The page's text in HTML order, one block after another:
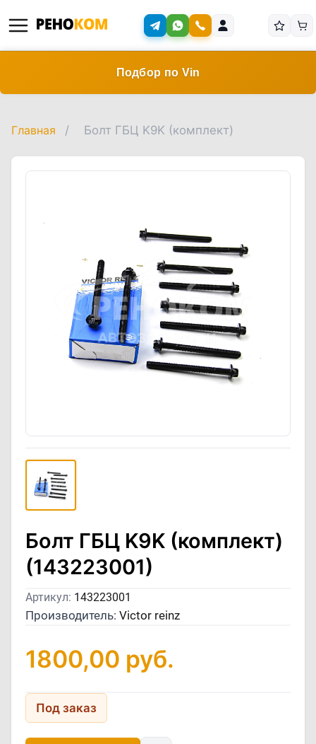
Подбор по Vin
Главная / Болт ГБЦ K9K (комплект)
Болт ГБЦ K9K (комплект)
(143223001)
Артикул: 143223001
Производитель: Victor reinz
1800,00 руб.
Под заказ